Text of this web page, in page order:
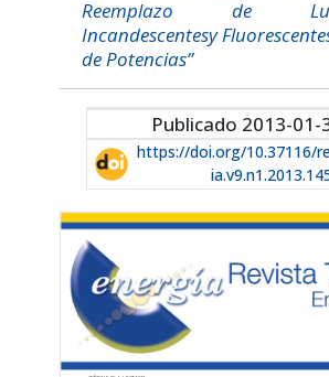
Reemplazo de
Incandescentesy
de Potencias”
Publicado 2013-01-
https://doi.org/10.37116/